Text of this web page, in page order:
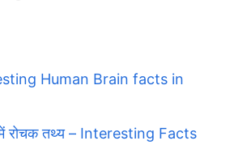
Human Brain facts in
में रोचक तथ्य – Interesting Facts